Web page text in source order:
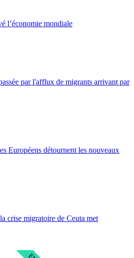
l’économie mondiale
par l'afflux de migrants arrivant par
Européens détournent les nouveaux
crise migratoire de Ceuta met